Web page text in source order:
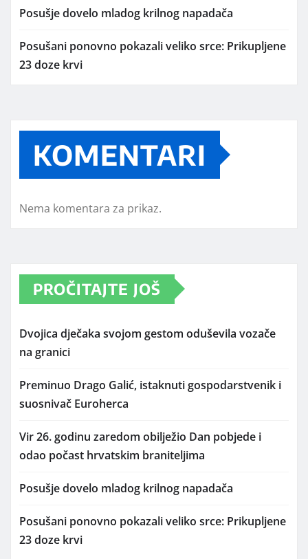
Posušje dovelo mladog krilnog napadača
Posušani ponovno pokazali veliko srce: Prikupljene
23 doze krvi
KOMENTARI
Nema komentara za prikaz.
PROČITAJTE JOŠ
Dvojica dječaka svojom gestom oduševila vozače
na granici
Preminuo Drago Galić, istaknuti gospodarstvenik i
suosnivač Euroherca
Vir 26. godinu zaredom obilježio Dan pobjede i
odao počast hrvatskim braniteljima
Posušje dovelo mladog krilnog napadača
Posušani ponovno pokazali veliko srce: Prikupljene
23 doze krvi